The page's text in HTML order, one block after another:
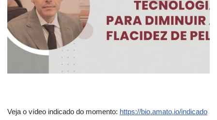
Veja o vídeo indicado do momento: https://bio.amato.io/indicado